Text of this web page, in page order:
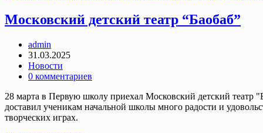
Московский детский театр “Баобаб”
Post
author:
admin
Запись
опубликована:
31.03.2025
Post
category:
Новости
Post
0 комментариев
28 марта в Первую школу приехал Московский детский театр
доставил ученикам начальной школы много радости и
творческих играх.